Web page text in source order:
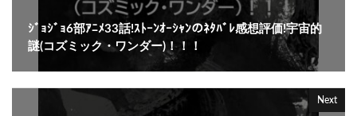
ｼﾞｮｼﾞｮ6部ｱﾆﾒ33話!ｽﾄｰﾝｵｰｼｬﾝのﾈﾀﾊﾞﾚ感想評価!宇宙的
謎(コズミック・ワンダー)！！！
Next